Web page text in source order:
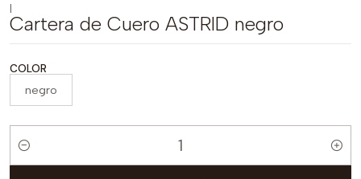
Cartera de Cuero ASTRID negro
COLOR
negro
Cantidad